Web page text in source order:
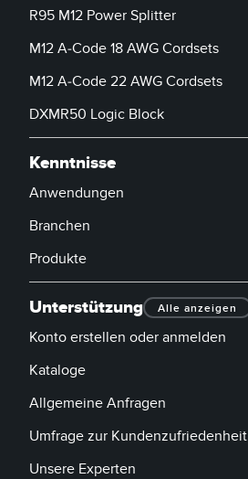
R95 M12 Power Splitter
M12 A-Code 18 AWG Cordsets
M12 A-Code 22 AWG Cordsets
DXMR50 Logic Block
Kenntnisse
Anwendungen
Branchen
Produkte
Unterstützung Alle anzeigen
Konto erstellen oder anmelden
Kataloge
Allgemeine Anfragen
Umfrage zur Kundenzufriedenheit
Unsere Experten